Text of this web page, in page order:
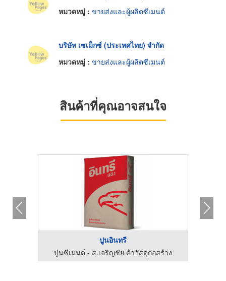
หมวดหมู่ : ขายส่งและผู้ผลิตซีเมนต์
บริษัท เซเม็กซ์ (ประเทศไทย) จำกัด
หมวดหมู่ : ขายส่งและผู้ผลิตซีเมนต์
สินค้าที่คุณอาจสนใจ
ปูนอินทรี
ปูนซีเมนต์ - ส.เจริญชัย ค้าวัสดุก่อสร้าง